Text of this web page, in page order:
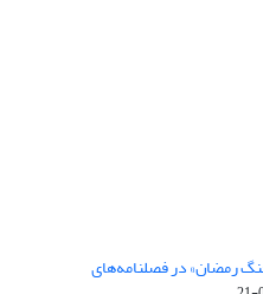
رمضان» در فصلنامه‌های